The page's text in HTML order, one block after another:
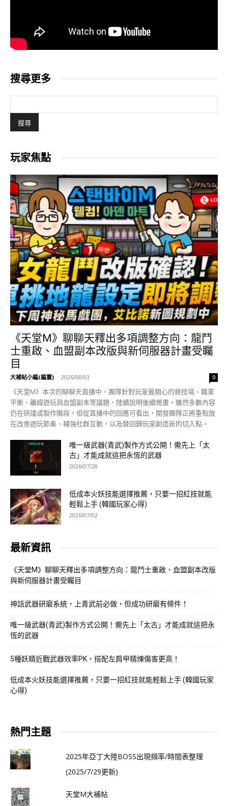
搜尋更多
玩家焦點
《天堂M》聊聊天釋出多項調整方向：龍鬥
士重啟、血盟副本改版與新伺服器計畫受矚
目
大補帖小編(編董) - 2026/08/03 0
《天堂M》本次的聊聊天直播中，團隊針對玩家最關心的競技場、職業
平衡、離線遊玩與血盟副本等議題，陸續說明後續規畫。雖然多數內容
仍在研議或製作階段，但從直播中的回應可看出，開發團隊正將重點放
在改善遊玩節奏、補強社群互動，以及替回歸玩家創造新的切入點。
唯一級武器(青武)製作方式公開！需先上「太
古」才能成就這把永恆的武器
2026/07/28
低成本火妖技能選擇推薦，只要一招紅技就能
輕鬆上手 (韓國玩家心得)
2026/07/02
最新資訊
《天堂M》聊聊天釋出多項調整方向：龍鬥士重啟、血盟副本改版
與新伺服器計畫受矚目
神話武器研磨系統，上青武前必做，但成功研磨有條件！
唯一級武器(青武)製作方式公開！需先上「太古」才能成就這把永
恆的武器
5種妖精近戰武器效率PK，搭配左肩甲精煉傷害更高！
低成本火妖技能選擇推薦，只要一招紅技就能輕鬆上手 (韓國玩家
心得)
熱門主題
2025年亞丁大陸BOSS出現頻率/時間表整理
(2025/7/29更新)
天堂M大補帖